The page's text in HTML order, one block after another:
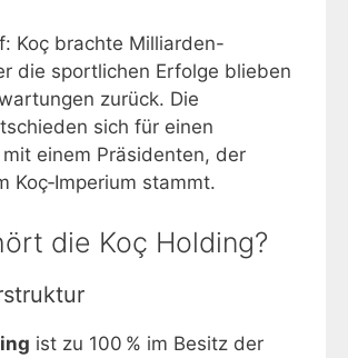
Koç brachte Milliarden-
die sportlichen Erfolge blieben
zurück. Die
sich für einen
einem Präsidenten, der
Koç‑Imperium stammt.
die Koç Holding?
ist zu 100 % im Besitz der